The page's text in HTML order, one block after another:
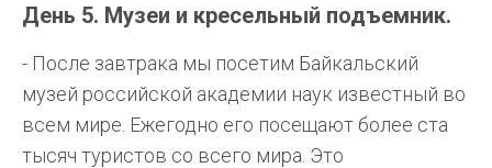
День 5. Музеи и кресельный подъемник.
- После завтрака мы посетим Байкальский
музей российской академии наук известный во
всем мире. Ежегодно его посещают более ста
тысяч туристов со всего мира. Это